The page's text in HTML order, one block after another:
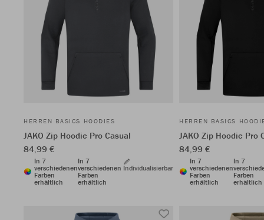
HERREN BASICS HOODIES
JAKO Zip Hoodie Pro Casual
84,99 €
In 7
verschiedenen
Farben
erhältlich
In 7
verschiedenen
Farben
erhältlich
Individualisierbar
HERREN BASICS
JAKO Zip Hoodie Pro
84,99 €
In 7
verschiedenen
Farben
erhältlich
In 7
Farben
erhältlich